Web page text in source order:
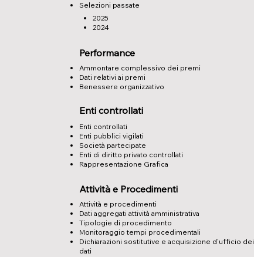
Selezioni passate
2025
2024
Performance
Ammontare complessivo dei premi
Dati relativi ai premi
Benessere organizzativo
Enti controllati
Enti controllati
Enti pubblici vigilati
Società partecipate
Enti di diritto privato controllati
Rappresentazione Grafica
Attività e Procedimenti
Attività e procedimenti
Dati aggregati attività amministrativa
Tipologie di procedimento
Monitoraggio tempi procedimentali
Dichiarazioni sostitutive e acquisizione d’ufficio dei
dati